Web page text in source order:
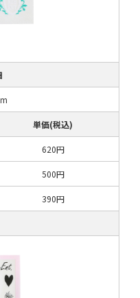
単価(税込)
620円
500円
390円